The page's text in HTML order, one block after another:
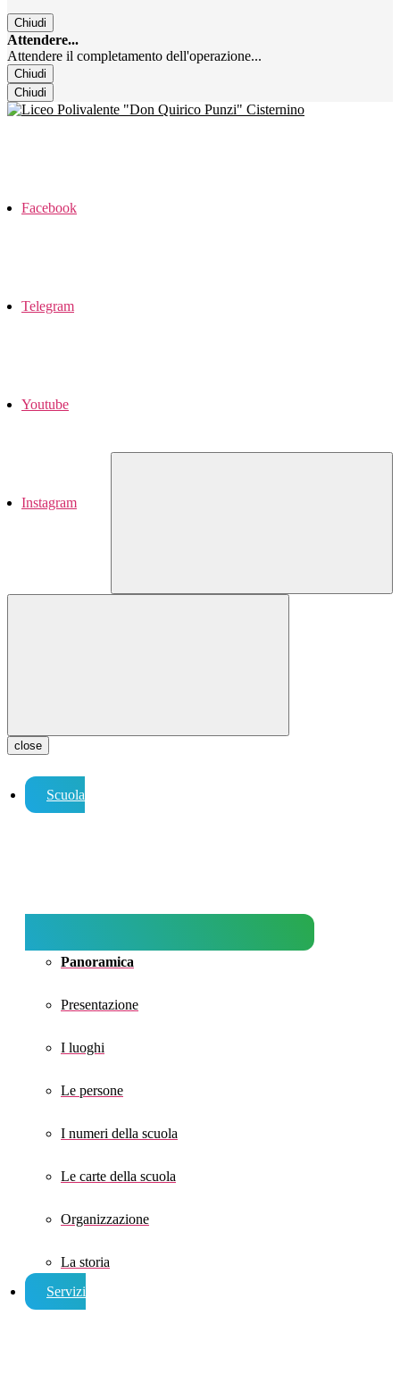
Chiudi
Attendere...
Attendere il completamento dell'operazione...
Chiudi
Chiudi
Facebook
Telegram
Youtube
Instagram
close
Scuola
Panoramica
Presentazione
I luoghi
Le persone
I numeri della scuola
Le carte della scuola
Organizzazione
La storia
Servizi